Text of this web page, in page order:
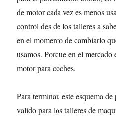
de motor cada vez es menos
control des de los talleres a
en el momento de cambiarlo
usamos. Porque en el mercado
motor para coches.
Para terminar, este esquema
valido para los talleres de